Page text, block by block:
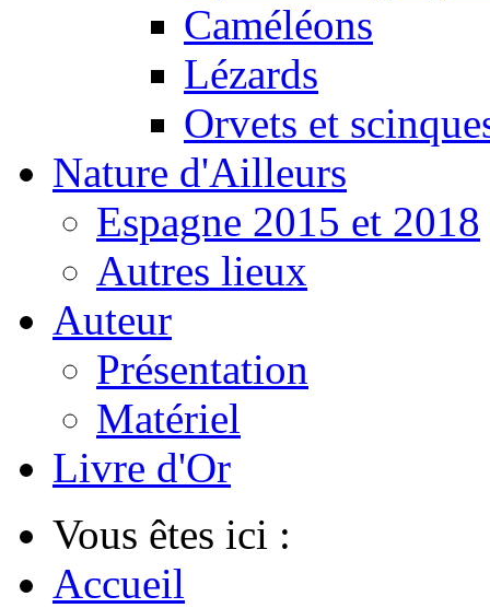
Caméléons
Lézards
Orvets et
Nature d'Ailleurs
Espagne 2015 et 2018
Autres lieux
Auteur
Présentation
Matériel
Livre d'Or
Vous êtes ici :
Accueil